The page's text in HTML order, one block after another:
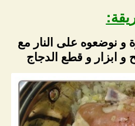
نوضعوه على النار مع
ابزار و قطع الدجاج